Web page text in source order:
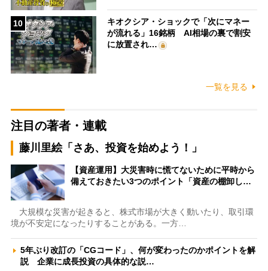
10
キオクシア・ショックで「次にマネー
が流れる」16銘柄 AI相場の裏で割安
に放置され…
一覧を見る
注目の著者・連載
藤川里絵「さあ、投資を始めよう！」
【資産運用】大災害時に慌てないために平時から
備えておきたい3つのポイント「資産の棚卸し…
大規模な災害が起きると、株式市場が大きく動いたり、取引環
境が不安定になったりすることがある。一方…
5年ぶり改訂の「CGコード」、何が変わったのかポイントを解
説 企業に成長投資の具体的な説…